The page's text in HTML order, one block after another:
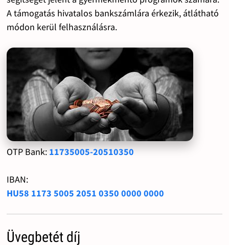
A támogatás hivatalos bankszámlára érkezik, átlátható
módon kerül felhasználásra.
OTP Bank: 11735005-20510350
IBAN:
HU58 1173 5005 2051 0350 0000 0000
Üvegbetét díj